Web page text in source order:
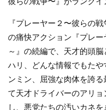
『プレーヤー２〜彼らの
の痛快アクション『プレ
～』の続編で、天才的頭
ハリ、どんな情報でもた
ンミン、屈強な肉体を誇
て天才ドライバーのアリ
し、悪党たちの汚いカネ